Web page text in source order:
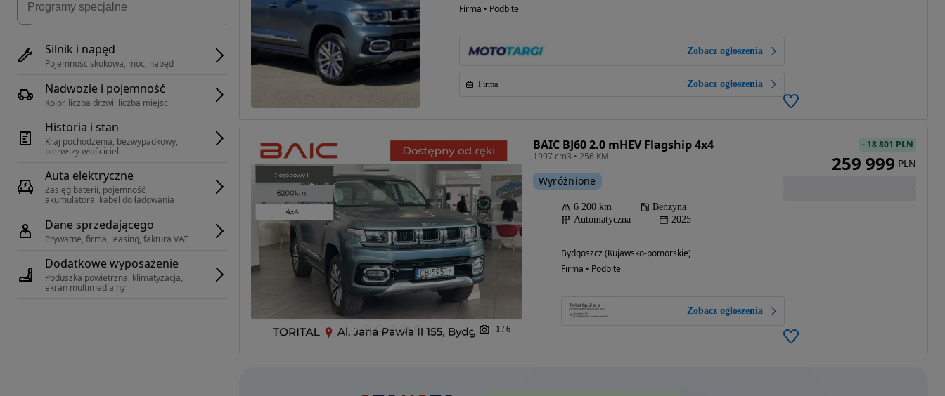
Silnik i napęd
Pojemność skokowa, moc, napęd
Nadwozie i pojemność
Kolor, liczba drzwi, liczba miejsc
Historia i stan
Kraj pochodzenia, bezwypadkowy,
pierwszy właściciel
Auta elektryczne
Zasięg baterii, pojemność
akumulatora, kabel do ładowania
Dane sprzedającego
Prywatne, firma, leasing, faktura VAT
Dodatkowe wyposażenie
Poduszka powietrzna, klimatyzacja,
ekran multimedialny
Firma • Podbite
Zobacz ogłoszenia
Firma Zobacz ogłoszenia
1 / 6
BAIC BJ60 2.0 mHEV Flagship 4x4
1997 cm3 • 256 KM
Wyróżnione
6 200 km
Benzyna
Automatyczna
2025
Bydgoszcz (Kujawsko-pomorskie)
Firma • Podbite
Zobacz ogłoszenia
- 18 801 PLN
259 999 PLN